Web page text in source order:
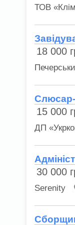
ТОВ
18 000
Слюсар-
15 000
ДП
30 000
Serenity